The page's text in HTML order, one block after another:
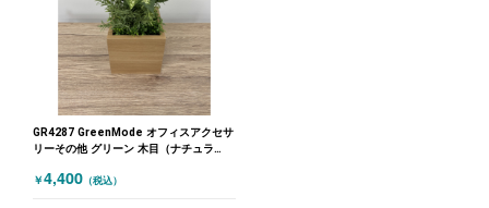
GR4287 GreenMode オフィスアクセサ
リーその他 グリーン 木目（ナチュラ
￥4,400 （税込）